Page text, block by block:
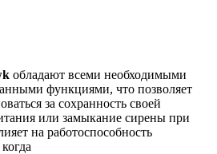
обладают всеми необходимыми
функциями, что позволяет
за сохранность своей
или замыкание сирены при
на работоспособность